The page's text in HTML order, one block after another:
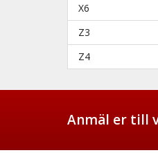
X6
Z3
Z4
Anmäl er till